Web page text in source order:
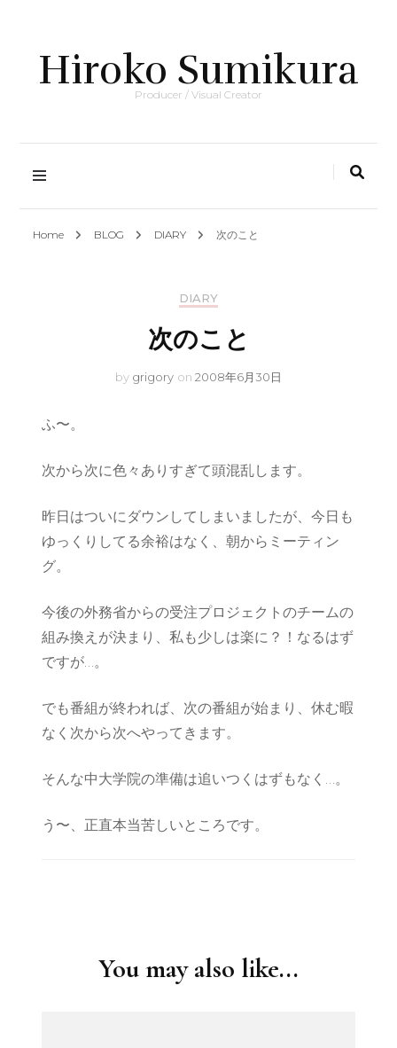
Hiroko Sumikura
Producer / Visual Creator
Home BLOG DIARY 次のこと
DIARY
次のこと
by grigory on 2008年6月30日
ふ〜。
次から次に色々ありすぎて頭混乱します。
昨日はついにダウンしてしまいましたが、今日も
ゆっくりしてる余裕はなく、朝からミーティン
グ。
今後の外務省からの受注プロジェクトのチームの
組み換えが決まり、私も少しは楽に？！なるはず
ですが…。
でも番組が終われば、次の番組が始まり、休む暇
なく次から次へやってきます。
そんな中大学院の準備は追いつくはずもなく…。
う〜、正直本当苦しいところです。
You may also like...